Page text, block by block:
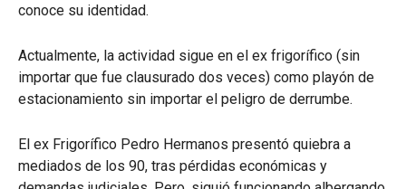
conoce su identidad.
Actualmente, la actividad sigue en el ex frigorífico (sin
importar que fue clausurado dos veces) como playón de
estacionamiento sin importar el peligro de derrumbe.
El ex Frigorífico Pedro Hermanos presentó quiebra a
mediados de los 90, tras pérdidas económicas y